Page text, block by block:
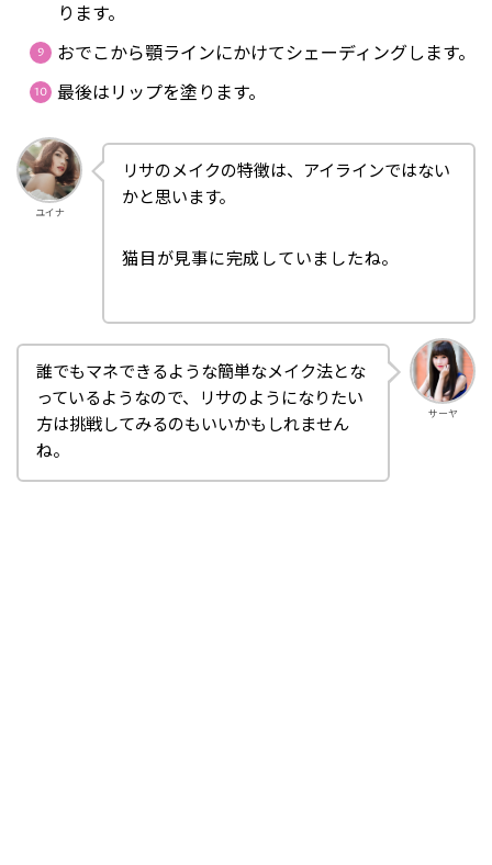
ります。
おでこから顎ラインにかけてシェーディングします。
最後はリップを塗ります。
ユイナ
リサのメイクの特徴は、アイラインではない
かと思います。
猫目が見事に完成していましたね。
サーヤ
誰でもマネできるような簡単なメイク法とな
っているようなので、リサのようになりたい
方は挑戦してみるのもいいかもしれません
ね。